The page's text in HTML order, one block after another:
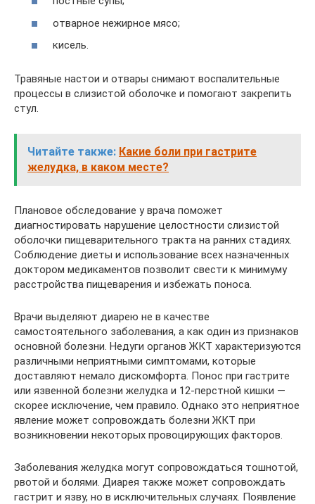
отварное нежирное мясо;
кисель.
Травяные настои и отвары снимают воспалительные
процессы в слизистой оболочке и помогают закрепить
стул.
Читайте также: Какие боли при гастрите
желудка, в каком месте?
Плановое обследование у врача поможет
диагностировать нарушение целостности слизистой
оболочки пищеварительного тракта на ранних стадиях.
Соблюдение диеты и использование всех назначенных
доктором медикаментов позволит свести к минимуму
расстройства пищеварения и избежать поноса.
Врачи выделяют диарею не в качестве
самостоятельного заболевания, а как один из признаков
основной болезни. Недуги органов ЖКТ характеризуются
различными неприятными симптомами, которые
доставляют немало дискомфорта. Понос при гастрите
или язвенной болезни желудка и 12-перстной кишки —
скорее исключение, чем правило. Однако это неприятное
явление может сопровождать болезни ЖКТ при
возникновении некоторых провоцирующих факторов.
Заболевания желудка могут сопровождаться тошнотой,
рвотой и болями. Диарея также может сопровождать
гастрит и язву, но в исключительных случаях. Появление